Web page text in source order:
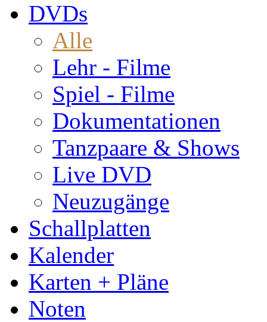
DVDs
Alle
Lehr - Filme
Spiel - Filme
Dokumentationen
Tanzpaare & Shows
Live DVD
Neuzugänge
Schallplatten
Kalender
Karten + Pläne
Noten